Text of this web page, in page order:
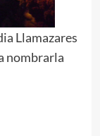
Llamazares
nombrarla